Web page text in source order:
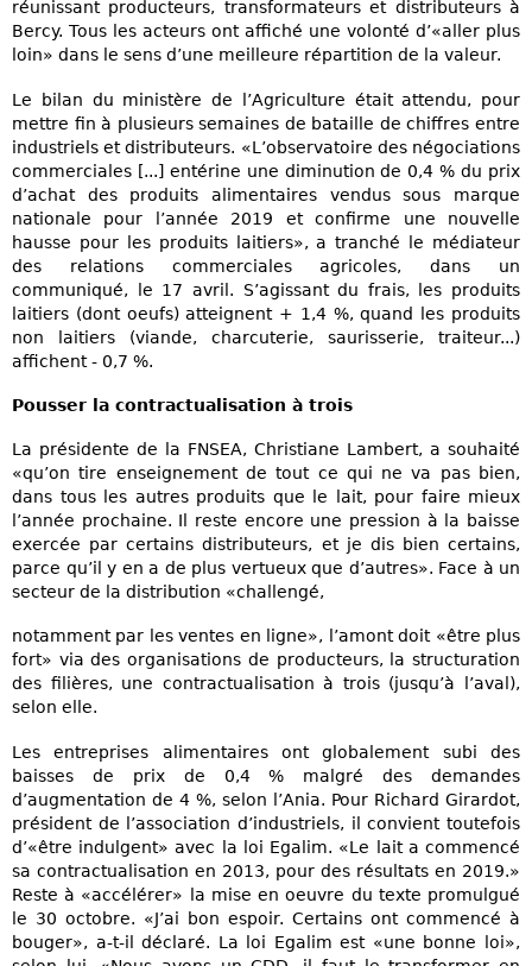
réunissant producteurs, transformateurs et distributeurs à
Bercy. Tous les acteurs ont affiché une volonté d’«aller plus
loin» dans le sens d’une meilleure répartition de la valeur.
Le bilan du ministère de l’Agriculture était attendu, pour
mettre fin à plusieurs semaines de bataille de chiffres entre
industriels et distributeurs. «L’observatoire des négociations
commerciales [...] entérine une diminution de 0,4 % du prix
d’achat des produits alimentaires vendus sous marque
nationale pour l’année 2019 et confirme une nouvelle
hausse pour les produits laitiers», a tranché le médiateur
des relations commerciales agricoles, dans un
communiqué, le 17 avril. S’agissant du frais, les produits
laitiers (dont oeufs) atteignent + 1,4 %, quand les produits
non laitiers (viande, charcuterie, saurisserie, traiteur...)
affichent - 0,7 %.
Pousser la contractualisation à trois
La présidente de la FNSEA, Christiane Lambert, a souhaité
«qu’on tire enseignement de tout ce qui ne va pas bien,
dans tous les autres produits que le lait, pour faire mieux
l’année prochaine. Il reste encore une pression à la baisse
exercée par certains distributeurs, et je dis bien certains,
parce qu’il y en a de plus vertueux que d’autres». Face à un
secteur de la distribution «challengé,
notamment par les ventes en ligne», l’amont doit «être plus
fort» via des organisations de producteurs, la structuration
des filières, une contractualisation à trois (jusqu’à l’aval),
selon elle.
Les entreprises alimentaires ont globalement subi des
baisses de prix de 0,4 % malgré des demandes
d’augmentation de 4 %, selon l’Ania. Pour Richard Girardot,
président de l’association d’industriels, il convient toutefois
d’«être indulgent» avec la loi Egalim. «Le lait a commencé
sa contractualisation en 2013, pour des résultats en 2019.»
Reste à «accélérer» la mise en oeuvre du texte promulgué
le 30 octobre. «J’ai bon espoir. Certains ont commencé à
bouger», a-t-il déclaré. La loi Egalim est «une bonne loi»,